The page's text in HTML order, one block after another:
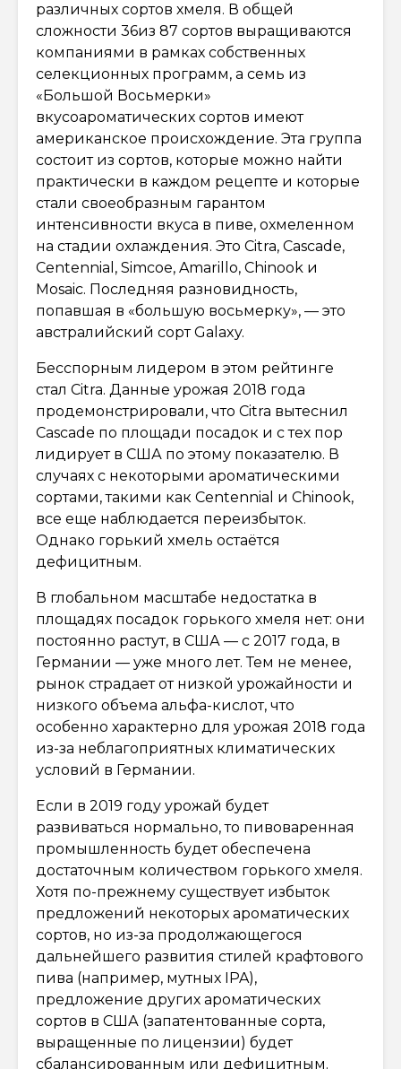
различных сортов хмеля. В общей
сложности 36из 87 сортов выращиваются
компаниями в рамках собственных
селекционных программ, а семь из
«Большой Восьмерки»
вкусоароматических сортов имеют
американское происхождение. Эта группа
состоит из сортов, которые можно найти
практически в каждом рецепте и которые
стали своеобразным гарантом
интенсивности вкуса в пиве, охмеленном
на стадии охлаждения. Это Citra, Cascade,
Centennial, Simcoe, Amarillo, Chinook и
Mosaic. Последняя разновидность,
попавшая в «большую восьмерку», — это
австралийский сорт Galaxy.
Бесспорным лидером в этом рейтинге
стал Citra. Данные урожая 2018 года
продемонстрировали, что Citra вытеснил
Cascade по площади посадок и с тех пор
лидирует в США по этому показателю. В
случаях с некоторыми ароматическими
сортами, такими как Centennial и Chinook,
все еще наблюдается переизбыток.
Однако горький хмель остаётся
дефицитным.
В глобальном масштабе недостатка в
площадях посадок горького хмеля нет: они
постоянно растут, в США — с 2017 года, в
Германии — уже много лет. Тем не менее,
рынок страдает от низкой урожайности и
низкого объема альфа-кислот, что
особенно характерно для урожая 2018 года
из-за неблагоприятных климатических
условий в Германии.
Если в 2019 году урожай будет
развиваться нормально, то пивоваренная
промышленность будет обеспечена
достаточным количеством горького хмеля.
Хотя по-прежнему существует избыток
предложений некоторых ароматических
сортов, но из-за продолжающегося
дальнейшего развития стилей крафтового
пива (например, мутных IPA),
предложение других ароматических
сортов в США (запатентованные сорта,
выращенные по лицензии) будет
сбалансированным или дефицитным.